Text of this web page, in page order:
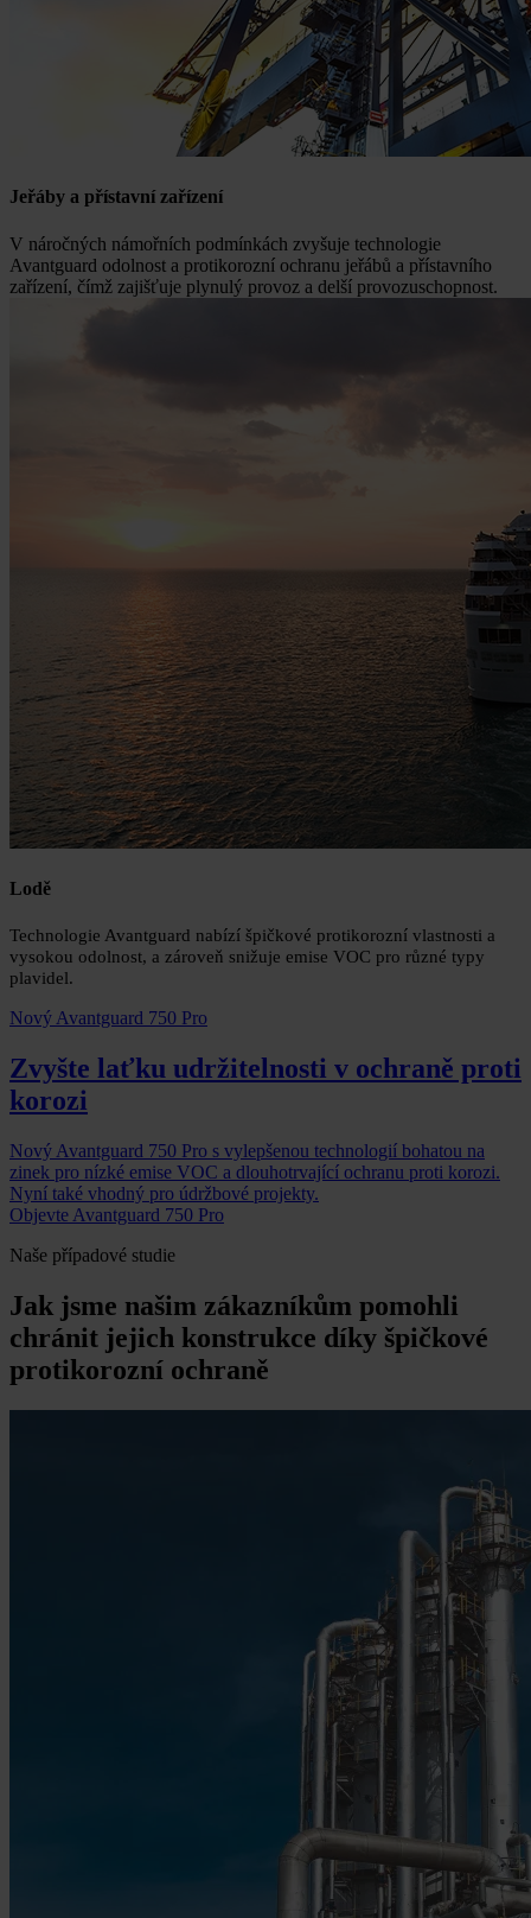
Jeřáby a přístavní zařízení
V náročných námořních podmínkách zvyšuje technologie
Avantguard odolnost a protikorozní ochranu jeřábů a přístavního
zařízení, čímž zajišťuje plynulý provoz a delší provozuschopnost.
Lodě
Technologie Avantguard nabízí špičkové protikorozní vlastnosti a
vysokou odolnost, a zároveň snižuje emise VOC pro různé typy
plavidel.
Nový Avantguard 750 Pro
Zvyšte laťku udržitelnosti v ochraně proti
korozi
Nový Avantguard 750 Pro s vylepšenou technologií bohatou na
zinek pro nízké emise VOC a dlouhotrvající ochranu proti korozi.
Nyní také vhodný pro údržbové projekty.
Objevte Avantguard 750 Pro
Naše případové studie
Jak jsme našim zákazníkům pomohli
chránit jejich konstrukce díky špičkové
protikorozní ochraně